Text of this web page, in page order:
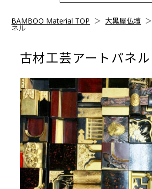
索:
BAMBOO Material TOP ＞大黒屋仏壇 ＞
ネル
古材工芸アートパネル